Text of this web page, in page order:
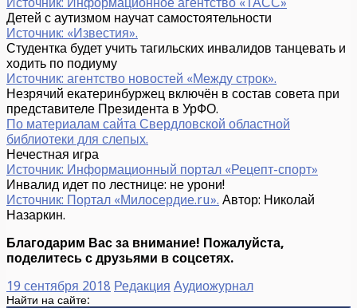
Источник: Информационное агентство «ТАСС»
Детей с аутизмом научат самостоятельности
Источник: «Известия».
Студентка будет учить тагильских инвалидов танцевать и
ходить по подиуму
Источник: агентство новостей «Между строк».
Незрячий екатеринбуржец включён в состав совета при
представителе Президента в УрФО.
По материалам сайта Свердловской областной
библиотеки для слепых.
Нечестная игра
Источник: Информационный портал «Рецепт-спорт»
Инвалид идет по лестнице: не урони!
Источник: Портал «Милосердие.ru». Автор: Николай
Назаркин.
Благодарим Вас за внимание! Пожалуйста,
поделитесь с друзьями в соцсетях.
19 сентября 2018 Редакция Аудиожурнал
Найти на сайте: